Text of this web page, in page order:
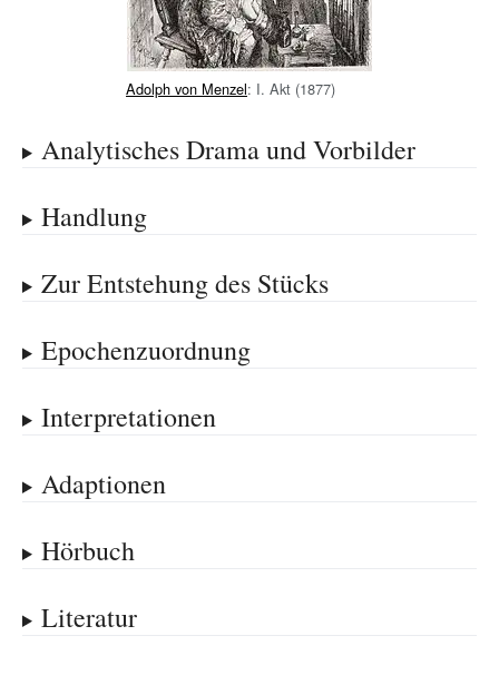
Adolph von Menzel: I. Akt (1877)
Analytisches Drama und Vorbilder
Handlung
Zur Entstehung des Stücks
Epochenzuordnung
Interpretationen
Adaptionen
Hörbuch
Literatur